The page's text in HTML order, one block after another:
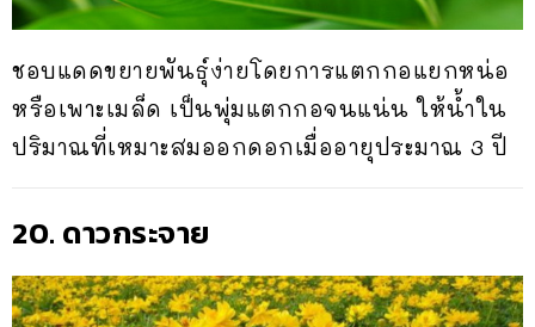
ชอบแดดขยายพันธุ์ง่ายโดยการแตกกอแยกหน่อ
หรือเพาะเมล็ด เป็นพุ่มแตกกอจนแน่น ให้น้ำใน
ปริมาณที่เหมาะสมออกดอกเมื่ออายุประมาณ 3 ปี
20. ดาวกระจาย